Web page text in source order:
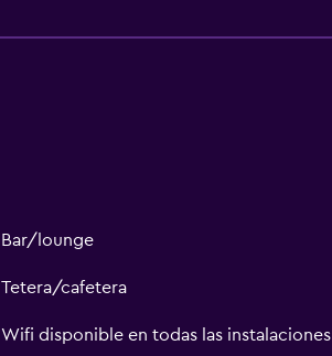
Bar/lounge
Tetera/cafetera
Wifi disponible en todas las instalaciones